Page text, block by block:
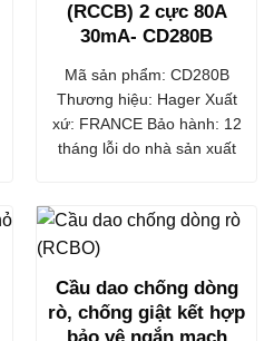
(RCCB) 2 cực 80A
30mA- CD280B
Mã sản phẩm: CD280B
Thương hiệu: Hager Xuất
xứ: FRANCE Bảo hành: 12
tháng lỗi do nhà sản xuất
Cầu dao chống dòng
rò, chống giật kết hợp
bảo vệ ngắn mạch